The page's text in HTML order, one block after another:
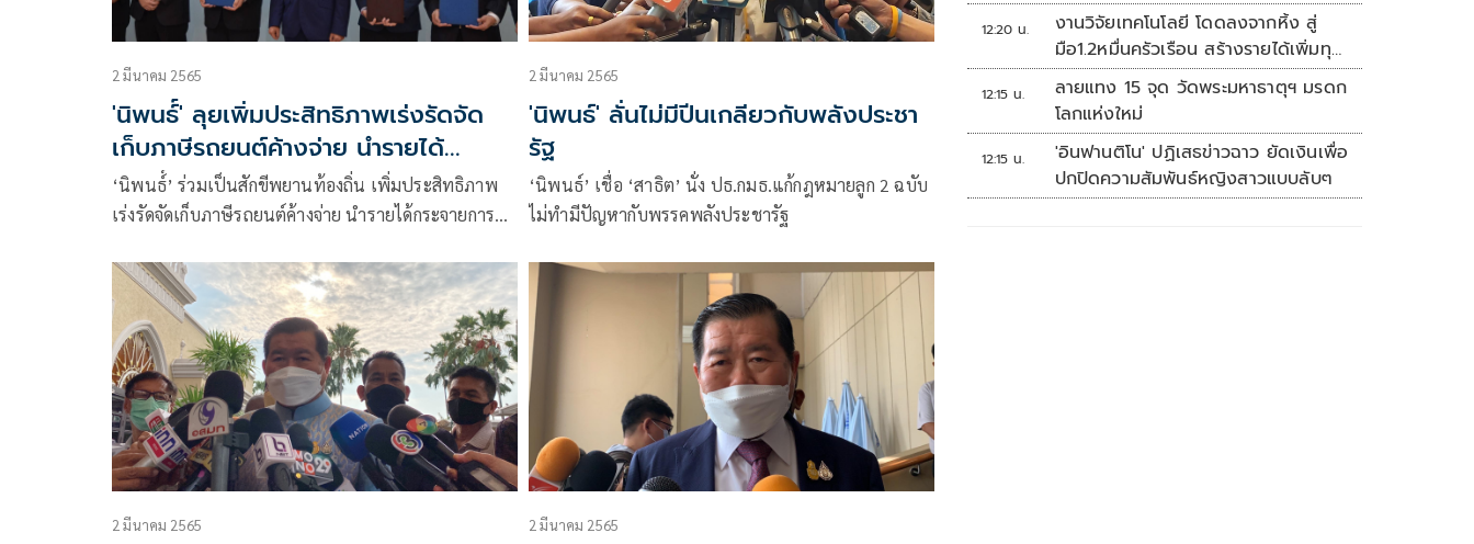
2 มีนาคม 2565
'นิพนธ์์' ลุยเพิ่มประสิทธิภาพเร่งรัดจัด
เก็บภาษีรถยนต์ค้างจ่าย นำรายได้
กระจายท้องถิ่น
‘นิพนธ์์’ ร่วมเป็นสักขีพยานท้องถิ่น เพิ่มประสิทธิภาพ
เร่งรัดจัดเก็บภาษีรถยนต์ค้างจ่าย นำรายได้กระจายการ
2 มีนาคม 2565
'นิพนธ์' ลั่นไม่มีปีนเกลียวกับพลังประชา
รัฐ
‘นิพนธ์’ เชื่อ ‘สาธิต’ นั่ง ปธ.กมธ.แก้กฎหมายลูก 2 ฉบับ
ไม่ทำมีปัญหากับพรรคพลังประชารัฐ
2 มีนาคม 2565 2 มีนาคม 2565
12:20 น.
งานวิจัยเทคโนโลยี โดดลงจากหิ้ง สู่
มือ1.2หมื่นครัวเรือน สร้างรายได้เพิ่มทุก
เดือน
12:15 น.
ลายแทง 15 จุด วัดพระมหาธาตุฯ มรดก
โลกแห่งใหม่
12:15 น.
'อินฟานติโน' ปฏิเสธข่าวฉาว ยัดเงินเพื่อ
ปกปิดความสัมพันธ์หญิงสาวแบบลับๆ